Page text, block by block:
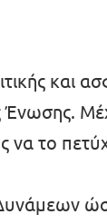
και
Ένωσης.
να το